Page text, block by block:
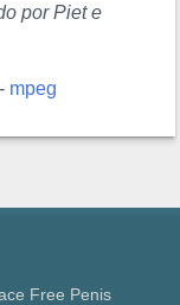
por Piet e
- mpeg
Free Penis